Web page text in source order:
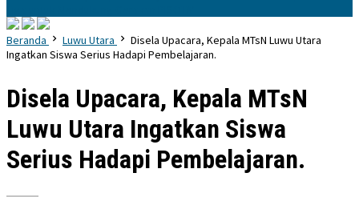
Beranda Luwu Utara
Disela Upacara, Kepala MTsN Luwu Utara
Ingatkan Siswa Serius Hadapi Pembelajaran.
Disela Upacara, Kepala MTsN
Luwu Utara Ingatkan Siswa
Serius Hadapi Pembelajaran.